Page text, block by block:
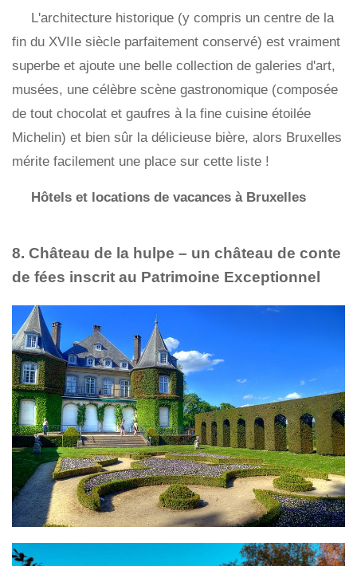
L'architecture historique (y compris un centre de la
fin du XVIIe siècle parfaitement conservé) est vraiment
superbe et ajoute une belle collection de galeries d'art,
musées, une célèbre scène gastronomique (composée
de tout chocolat et gaufres à la fine cuisine étoilée
Michelin) et bien sûr la délicieuse bière, alors Bruxelles
mérite facilement une place sur cette liste !
Hôtels et locations de vacances à Bruxelles
8. Château de la hulpe – un château de conte
de fées inscrit au Patrimoine Exceptionnel